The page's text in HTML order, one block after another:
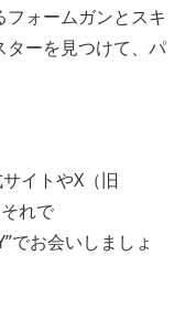
ォームガンとスキ
ターを見つけて、パ
イトやX（旧
れで
でお会いしましょ